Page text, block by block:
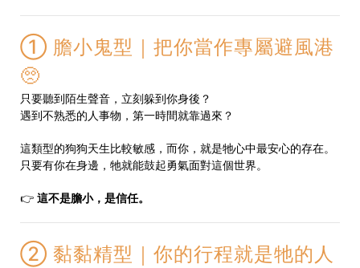
① 膽小鬼型｜把你當作專屬避風港
🥺
只要聽到陌生聲音，立刻躲到你身後？
遇到不熟悉的人事物，第一時間就靠過來？
這類型的狗狗天生比較敏感，而你，就是牠心中最安心的存在。
只要有你在身邊，牠就能鼓起勇氣面對這個世界。
👉 這不是膽小，是信任。
② 黏黏精型｜你的行程就是牠的人